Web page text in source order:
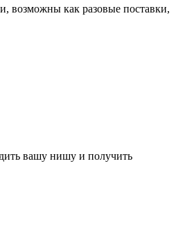
возможны как разовые поставки,
вашу нишу и получить